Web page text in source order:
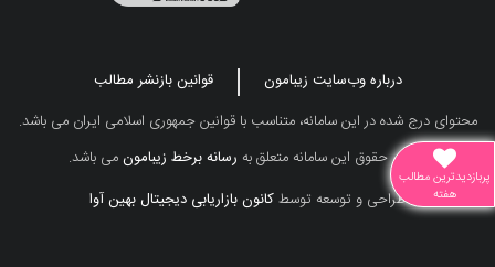
درباره وب‌سایت زیبامون
قوانین بازنشر مطالب
محتوای درج شده در این سامانه، متناسب با قوانین جمهوری اسلامی ایران می باشد.
تمامی حقوق این سامانه متعلق به رسانه برخط زیبامونمی باشد.
طراحی و توسعه توسطکانون بازاریابی دیجیتال بهین آوا
پربازدیدترین مطالب
هفته